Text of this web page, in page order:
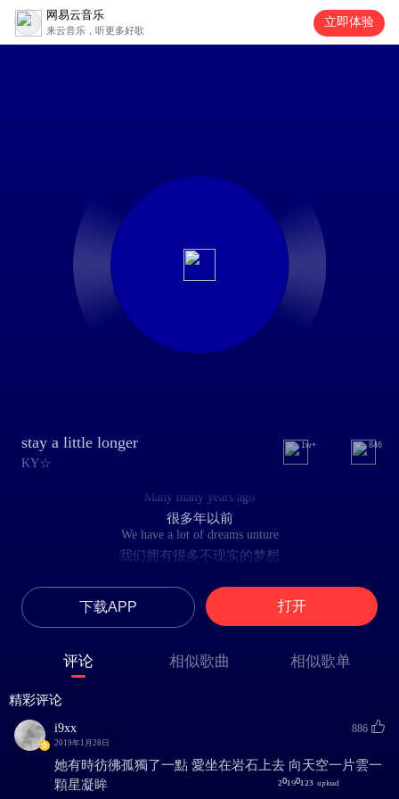
网易云音乐
来云音乐，听更多好歌
立即体验
stay a little longer
KY☆
1w+ 846
Many many years ago
很多年以前
We have a lot of dreams unture
我们拥有很多不现实的梦想
现在我们想请你给我们分享最近也是最伟大的梦想
So I with you I feel nothing
和你在一起时我什么也不用想
漫长的夜
Wait a minute for me
下载APP 打开
评论 相似歌曲 相似歌单
精彩评论
i9xx
2019年1月28日
886
她有時彷彿孤獨了一點 愛坐在岩石上去 向天空一片雲一
顆星凝眸 ㅤ ㅤ ㅤ ㅤㅤㅤ ㅤ ㅤ ㅤ ㅤ ㅤㅤㅤㅤ ㅤㅤㅤㅤㅤㅤㅤ ㅤㅤㅤ²⁰¹⁹⁰¹²³ ᵘᵖˡᵒᵃᵈ